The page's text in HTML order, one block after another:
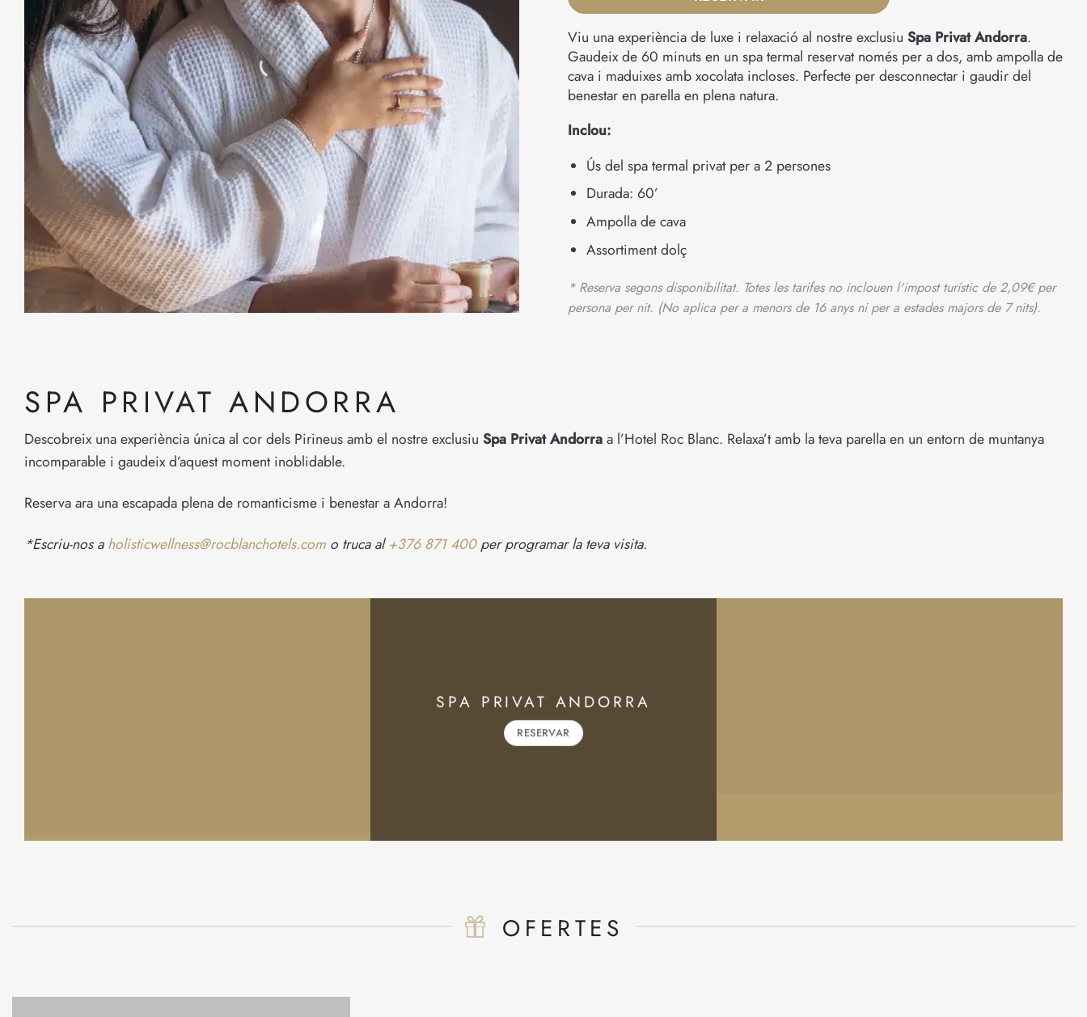
Viu una experiència de luxe i relaxació al nostre exclusiu Spa Privat Andorra.
Gaudeix de 60 minuts en un spa termal reservat només per a dos, amb ampolla de
cava i maduixes amb xocolata incloses. Perfecte per desconnectar i gaudir del
benestar en parella en plena natura.
Inclou:
Ús del spa termal privat per a 2 persones
Durada: 60’
Ampolla de cava
Assortiment dolç
* Reserva segons disponibilitat. Totes les tarifes no inclouen l'impost turístic de 2,09€ per
persona per nit. (No aplica per a menors de 16 anys ni per a estades majors de 7 nits).
SPA PRIVAT ANDORRA
Descobreix una experiència única al cor dels Pirineus amb el nostre exclusiu Spa Privat Andorraa l’Hotel Roc Blanc. Relaxa’t amb la teva parella en un entorn de muntanya
incomparable i gaudeix d’aquest moment inoblidable.
Reserva ara una escapada plena de romanticisme i benestar a Andorra!
*Escriu-nos aholisticwellness@rocblanchotels.com o truca al+376 871 400per programar la teva visita.
SPA PRIVAT ANDORRA
RESERVAR
OFERTES